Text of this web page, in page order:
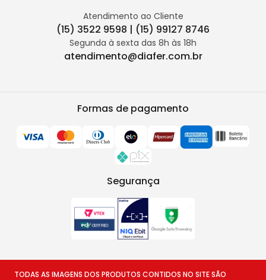
Atendimento ao Cliente
(15) 3522 9598 | (15) 99127 8746
Segunda à sexta das 8h às 18h
atendimento@diafer.com.br
Formas de pagamento
Segurança
TODAS AS IMAGENS DOS PRODUTOS CONTIDOS NO SITE SÃO